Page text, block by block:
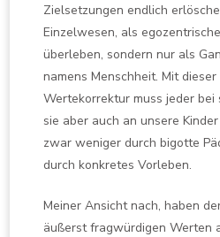
Zielsetzungen endlich
Einzelwesen, als
überleben, sondern nur als
namens Menschheit. Mit
Wertekorrektur muss jeder bei
sie aber auch an unsere
zwar weniger durch bigotte
durch konkretes Vorleben.
Meiner Ansicht nach, haben
äußerst fragwürdigen Werten